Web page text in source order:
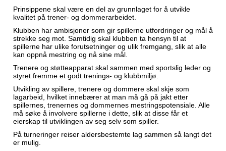
Prinsippene skal være en del av grunnlaget for å utvikle
kvalitet på trener- og dommerarbeidet.
Klubben har ambisjoner som gir spillerne utfordringer og mål å
strekke seg mot. Samtidig skal klubben ta hensyn til at
spillerne har ulike forutsetninger og ulik fremgang, slik at alle
kan oppnå mestring og nå sine mål.
Trenere og støtteapparat skal sammen med sportslig leder og
styret fremme et godt trenings- og klubbmiljø.
Utvikling av spillere, trenere og dommere skal skje som
lagarbeid, hvilket innebærer at man må gå på jakt etter
spillernes, trenernes og dommernes mestringspotensiale. Alle
må søke å involvere spillerne i dette, slik at disse får et
eierskap til utviklingen av seg selv som spiller.
På turneringer reiser aldersbestemte lag sammen så langt det
er mulig.